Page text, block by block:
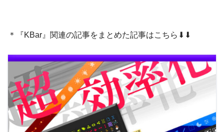
NEXTist
コンポジション設定はサイズ（横1920、縦1
080）、正方形ピクセル（1.0）、デュレー
ション （3.0）秒、フレームレート（30）と
コンポジション設定の変更は
コンポジション名、サイズ（横1920、縦108
0）、正方形ピクセル（1.0）、デュレーショ
ン （3.0）秒、フレームレート（30）の文字
＊『KBar』関連の記事をまとめた記事はこちら⬇︎⬇︎